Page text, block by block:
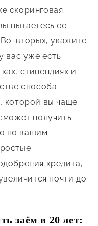
скоринговая
пытаетесь ее
Во-вторых, укажите
вас уже есть.
стипендиях и
способа
которой вы чаще
получить
по вашим
кредита,
почти до
заём в 20 лет: